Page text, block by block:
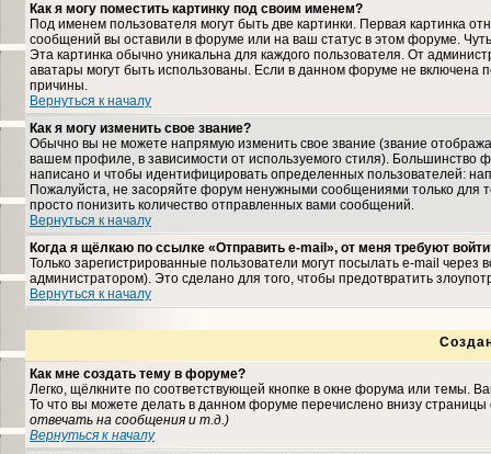
Как я могу поместить картинку под своим именем?
Под именем пользователя могут быть две картинки. Первая картинка
сообщений вы оставили в форуме или на ваш статус в этом форуме.
Эта картинка обычно уникальна для каждого пользователя. От
аватары могут быть использованы. Если в данном форуме не включена
причины.
Вернуться к началу
Как я могу изменить свое звание?
Обычно вы не можете напрямую изменить свое звание (звание
вашем профиле, в зависимости от используемого стиля). Большинство
написано и чтобы идентифицировать определенных пользователей:
Пожалуйста, не засоряйте форум ненужными сообщениями только для
просто понизить количество отправленных вами сообщений.
Вернуться к началу
Когда я щёлкаю по ссылке «Отправить e-mail», от меня требуют
Только зарегистрированные пользователи могут посылать e-mail
администратором). Это сделано для того, чтобы предотвратить
Вернуться к началу
Как мне создать тему в форуме?
Легко, щёлкните по соответствующей кнопке в окне форума или темы.
То что вы можете делать в данном форуме перечислено внизу
отвечать на сообщения и т.д.)
Вернуться к началу